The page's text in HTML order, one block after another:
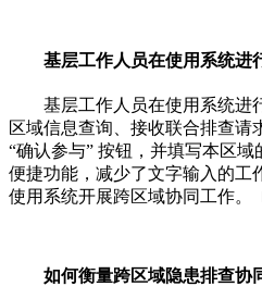
基层工作人员在使用系统进
基层工作人员在使用系统进
区域信息查询、接收联合排查
“确认参与” 按钮，并填写本区
便捷功能，减少了文字输入的工
使用系统开展跨区域协同工作。
如何衡量跨区域隐患排查协